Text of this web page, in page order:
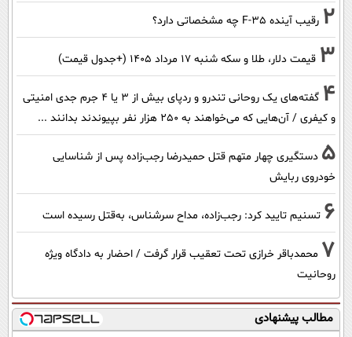
2 رقیب آینده F-35 چه مشخصاتی دارد؟
3 قیمت دلار، طلا و سکه شنبه ۱۷ مرداد ۱۴۰۵ (+جدول قیمت)
4
گفته‌های یک روحانی تندرو و ردپای بیش از ۳ یا ۴ جرم جدی امنیتی
و کیفری / آن‌هایی که می‌خواهند به ۲۵۰ هزار نفر بپیوندند بدانند ...
5 دستگیری چهار متهم قتل حمیدرضا رجب‌زاده پس از شناسایی
خودروی ربایش
6 تسنیم تایید کرد: رجب‌زاده، مداح سرشناس، به‌قتل رسیده است
7 محمدباقر خرازی تحت تعقیب قرار گرفت / احضار به دادگاه ویژه
روحانیت
مطالب پیشنهادی